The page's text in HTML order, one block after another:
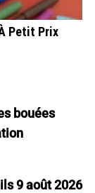
Petit Prix
bouées
9 août 2026